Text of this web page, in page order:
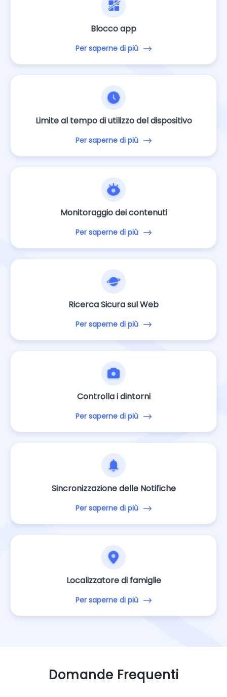
Blocco app
Per saperne di più
Limite al tempo di utilizzo del dispositivo
Per saperne di più
Monitoraggio dei contenuti
Per saperne di più
Ricerca Sicura sul Web
Per saperne di più
Controlla i dintorni
Per saperne di più
Sincronizzazione delle Notifiche
Per saperne di più
Localizzatore di famiglie
Per saperne di più
Domande Frequenti